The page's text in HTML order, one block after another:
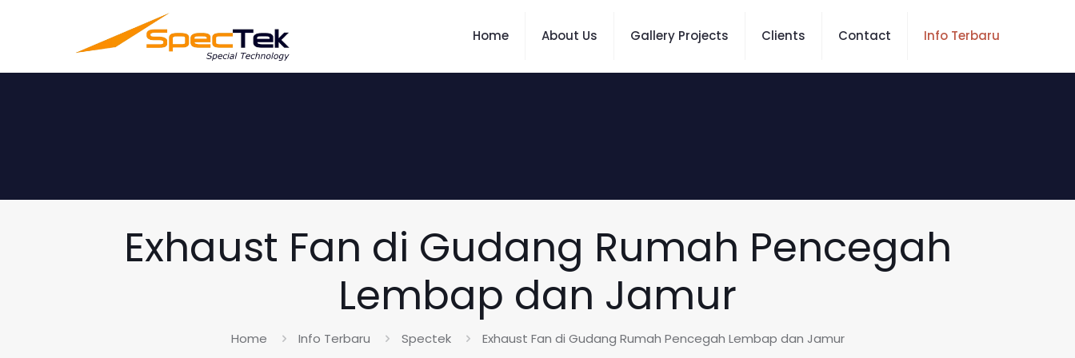
Home About Us Gallery Projects Clients Contact Info Terbaru
Exhaust Fan di Gudang Rumah Pencegah
Lembap dan Jamur
Home Info Terbaru Spectek Exhaust Fan di Gudang Rumah Pencegah Lembap dan Jamur